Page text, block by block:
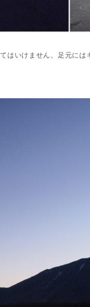
はいけません。足元には